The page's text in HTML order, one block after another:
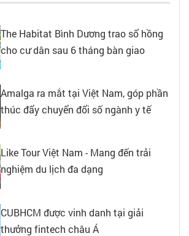
The Habitat Bình Dương trao sổ hồng
cho cư dân sau 6 tháng bàn giao
Amalga ra mắt tại Việt Nam, góp phần
thúc đẩy chuyển đổi số ngành y tế
Like Tour Việt Nam - Mang đến trải
nghiệm du lịch đa dạng
CUBHCM được vinh danh tại giải
thưởng fintech châu Á